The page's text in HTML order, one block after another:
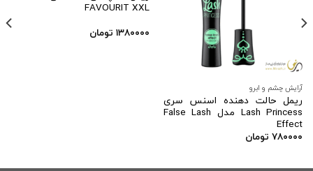
آرایش چشم و ابرو
ریمل حالت دهنده اسنس سری
Lash Princess مدل False Lash
Effect
۷۸۰۰۰۰ تومان
FAVOURIT XXL
۱۳۸۰۰۰۰ تومان